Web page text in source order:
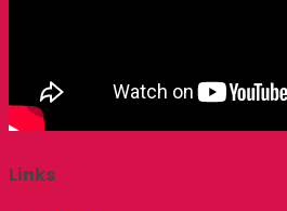
Links